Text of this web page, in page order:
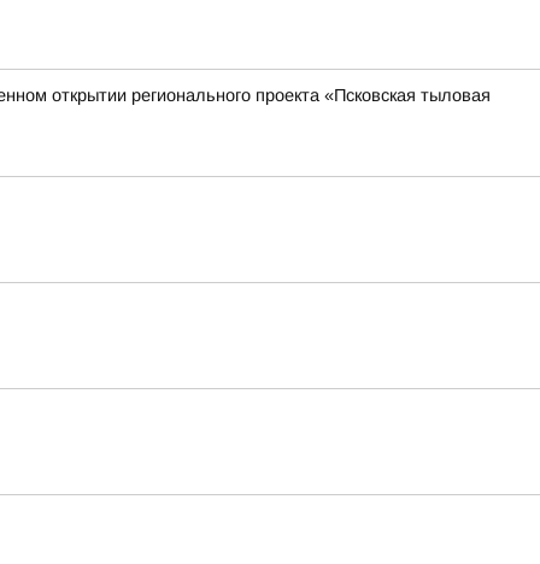
открытии регионального проекта «Псковская тыловая